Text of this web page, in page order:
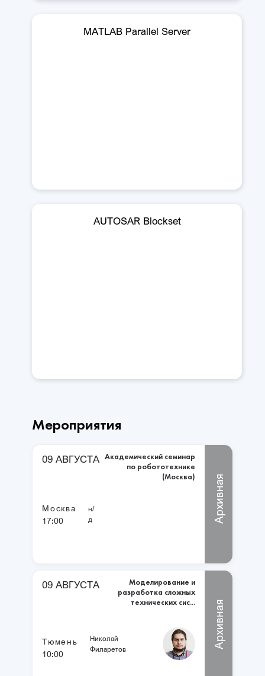
MATLAB Parallel Server
AUTOSAR Blockset
Мероприятия
09 АВГУСТА Академический семинар
по робототехнике
(Москва)
Москва
17:00
н/
д
Архивная
09 АВГУСТА
Моделирование и
разработка сложных
технических сис...
Тюмень
10:00
Николай
Филаретов
Архивная